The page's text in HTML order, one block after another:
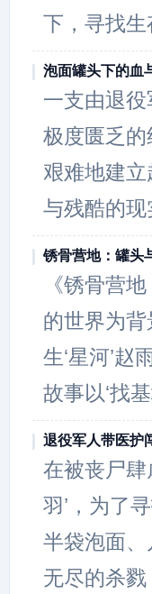
下，寻找
泡面罐头下的血
一支由退
极度匮乏
艰难地建
与残酷的
锈骨营地：罐头
《锈骨营
的世界为背
生‘星河’
故事以‘找
退役军人带医护
在被丧尸肆
羽’，为了
半袋泡面
无尽的杀戮